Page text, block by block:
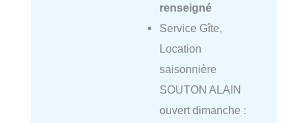
renseigné
Service Gîte,
Location
saisonnière
SOUTON ALAIN
ouvert dimanche :